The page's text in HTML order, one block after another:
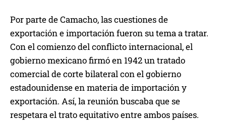
Por parte de Camacho, las cuestiones de
exportación e importación fueron su tema a tratar.
Con el comienzo del conflicto internacional, el
gobierno mexicano firmó en 1942 un tratado
comercial de corte bilateral con el gobierno
estadounidense en materia de importación y
exportación. Así, la reunión buscaba que se
respetara el trato equitativo entre ambos países.